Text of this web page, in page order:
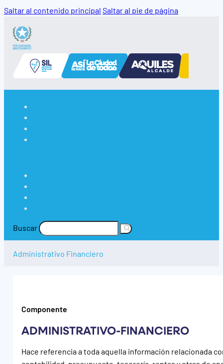
Saltar al contenido principal Saltar al pie de página
Buscar
Administrativo Financiero
Componente
ADMINISTRATIVO-FINANCIERO
Hace referencia a toda aquella información relacionada